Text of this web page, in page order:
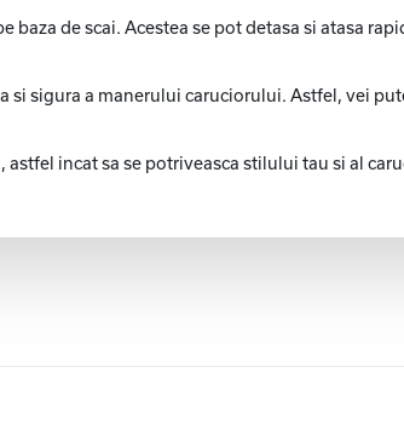
de scai. Acestea se pot detasa si atasa
sigura a manerului caruciorului. Astfel, vei
incat sa se potriveasca stilului tau si al